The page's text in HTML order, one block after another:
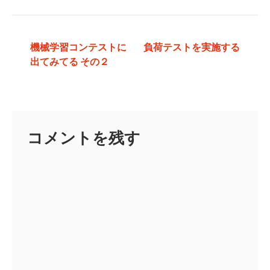
機械学習コンテストに
出てみてる その２
負荷テストを実施する
コメントを残す